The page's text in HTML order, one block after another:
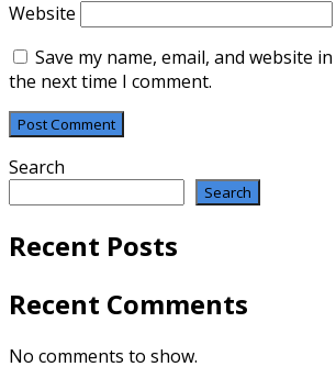
Website
Save my name, email, and website
the next time I comment.
Search
Search
Recent Posts
Recent Comments
No comments to show.